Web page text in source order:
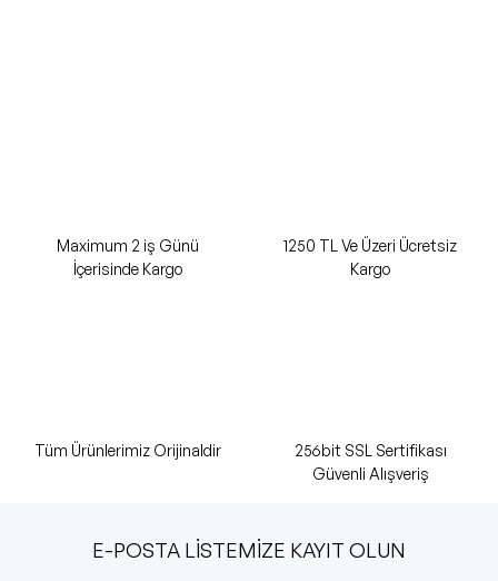
Maximum 2 iş Günü
İçerisinde Kargo
1250 TL Ve Üzeri Ücretsiz
Kargo
Tüm Ürünlerimiz Orijinaldir
256bit SSL Sertifikası
Güvenli Alışveriş
E-POSTA LİSTEMİZE KAYIT OLUN